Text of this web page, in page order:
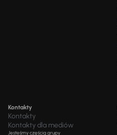
Kontakty
Kontakty
Kontakty dla mediów
Jesteśmy częścią grupy